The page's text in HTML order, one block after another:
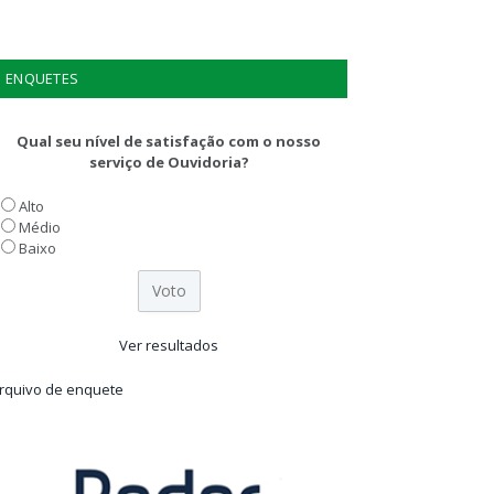
ENQUETES
Qual seu nível de satisfação com o nosso
serviço de Ouvidoria?
Alto
Médio
Baixo
Ver resultados
de enquete